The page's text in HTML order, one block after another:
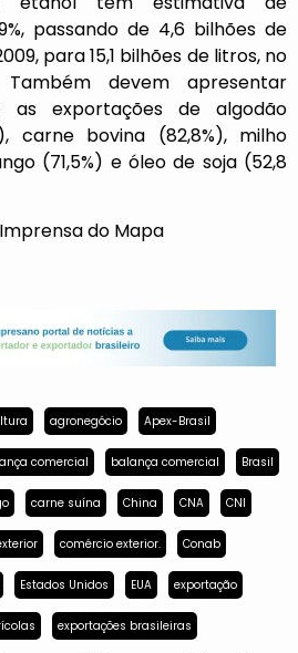
passando de 4,6 bilhões de
para 15,1 bilhões de litros, no
Também devem apresentar
as exportações de algodão
carne bovina (82,8%), milho
(71,5%) e óleo de soja (52,8
do Mapa
agronegócio Apex-Brasil
comercial balança comercial Brasil
carne suína China CNA CNI
comércio exterior. Conab
Estados Unidos EUA exportação
exportações brasileiras